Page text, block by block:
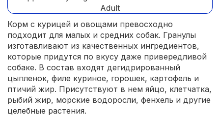
Корм с курицей и овощами превосходно
подходит для малых и средних собак. Гранулы
изготавливают из качественных ингредиентов,
которые придутся по вкусу даже привередливой
собаке. В состав входят дегидрированный
цыпленок, филе куриное, горошек, картофель и
птичий жир. Присутствуют в нем яйцо, клетчатка,
рыбий жир, морские водоросли, фенхель и другие
целебные растения.